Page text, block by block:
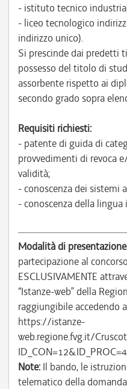
- istituto tecnico
- liceo tecnologico
indirizzo unico).
Si prescinde dai predetti
possesso del titolo di
assorbente rispetto ai
secondo grado sopra
Requisiti richiesti:
- patente di guida di
provvedimenti di revoca
validità;
- conoscenza dei sistemi
- conoscenza della lingua
Modalità di
partecipazione al
ESCLUSIVAMENTE
“Istanze-web” della
raggiungibile accedendo
https://istanze-
web.regione.fvg.it/
Note: Il bando, le
telematico della